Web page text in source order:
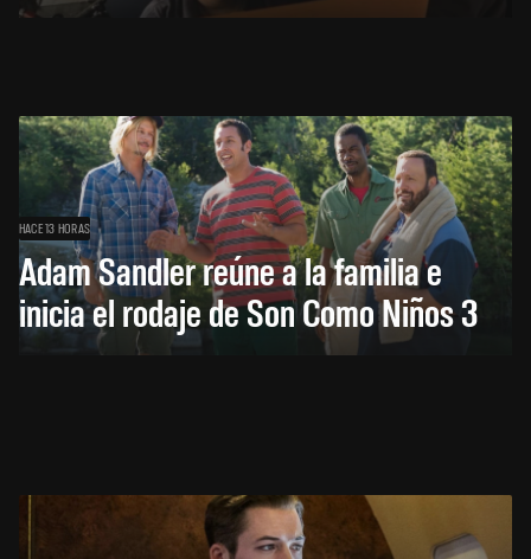
HACE 13 HORAS
Adam Sandler reúne a la familia e
inicia el rodaje de Son Como Niños 3